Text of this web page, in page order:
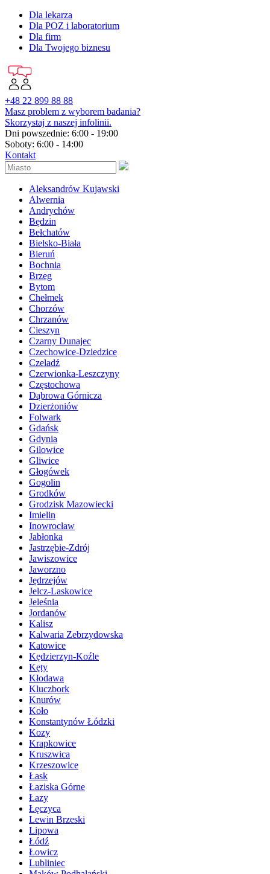
Dla lekarza
Dla POZ i laboratorium
Dla firm
Dla Twojego biznesu
+48 22 899 88 88
Masz problem z wyborem badania?
Skorzystaj z naszej infolinii.
Dni powszednie: 6:00 - 19:00
Soboty: 6:00 - 14:00
Kontakt
Aleksandrów Kujawski
Alwernia
Andrychów
Będzin
Bełchatów
Bielsko-Biała
Bieruń
Bochnia
Brzeg
Bytom
Chełmek
Chorzów
Chrzanów
Cieszyn
Czarny Dunajec
Czechowice-Dziedzice
Czeladź
Czerwionka-Leszczyny
Częstochowa
Dąbrowa Górnicza
Dzierżoniów
Folwark
Gdańsk
Gdynia
Gilowice
Gliwice
Głogówek
Gogolin
Grodków
Grodzisk Mazowiecki
Imielin
Inowrocław
Jabłonka
Jastrzębie-Zdrój
Jawiszowice
Jaworzno
Jędrzejów
Jelcz-Laskowice
Jeleśnia
Jordanów
Kalisz
Kalwaria Zebrzydowska
Katowice
Kędzierzyn-Koźle
Kęty
Kłodawa
Kluczbork
Knurów
Koło
Konstantynów Łódzki
Kozy
Krapkowice
Kruszwica
Krzeszowice
Łask
Łaziska Górne
Łazy
Łęczyca
Lewin Brzeski
Lipowa
Łódź
Łowicz
Lubliniec